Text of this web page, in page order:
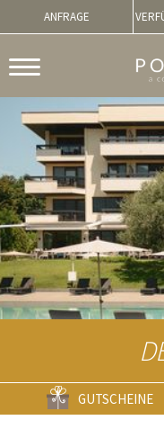
ANFRAGE
GUTSCHEINE